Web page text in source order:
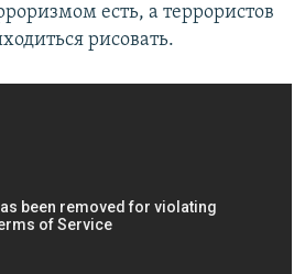
есть, а террористов
рисовать.